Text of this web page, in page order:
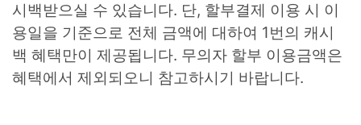
시백받으실 수 있습니다. 단, 할부결제 이용 시 이
용일을 기준으로 전체 금액에 대하여 1번의 캐시
백 혜택만이 제공됩니다. 무의자 할부 이용금액은
혜택에서 제외되오니 참고하시기 바랍니다.